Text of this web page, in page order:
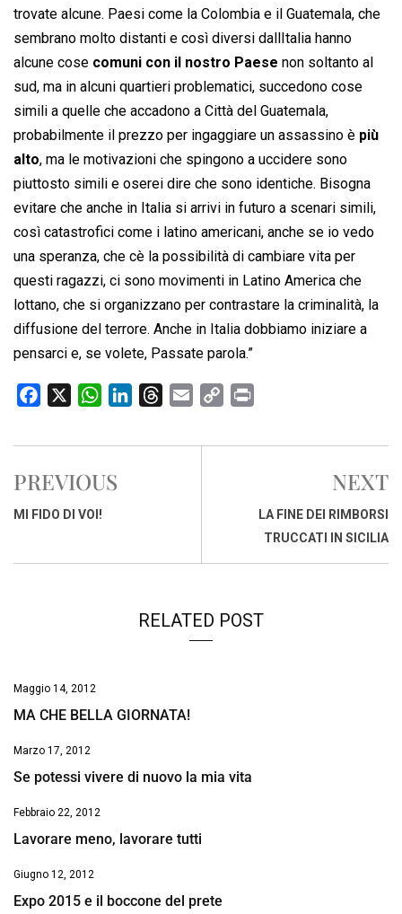
trovate alcune. Paesi come la Colombia e il Guatemala, che
sembrano molto distanti e così diversi dallItalia hanno
alcune cose comuni con il nostro Paese non soltanto al
sud, ma in alcuni quartieri problematici, succedono cose
simili a quelle che accadono a Città del Guatemala,
probabilmente il prezzo per ingaggiare un assassino è più
alto, ma le motivazioni che spingono a uccidere sono
piuttosto simili e oserei dire che sono identiche. Bisogna
evitare che anche in Italia si arrivi in futuro a scenari simili,
così catastrofici come i latino americani, anche se io vedo
una speranza, che cè la possibilità di cambiare vita per
questi ragazzi, ci sono movimenti in Latino America che
lottano, che si organizzano per contrastare la criminalità, la
diffusione del terrore. Anche in Italia dobbiamo iniziare a
pensarci e, se volete, Passate parola.”
c
b
o
W
a
s
n
r
a
p
i
PREVIOUS
MI FIDO DI VOI!
NEXT
LA FINE DEI RIMBORSI
TRUCCATI IN SICILIA
RELATED POST
Maggio 14, 2012
MA CHE BELLA GIORNATA!
Marzo 17, 2012
Se potessi vivere di nuovo la mia vita
Febbraio 22, 2012
Lavorare meno, lavorare tutti
Giugno 12, 2012
Expo 2015 e il boccone del prete